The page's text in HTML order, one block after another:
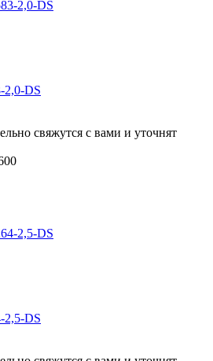
2,0-DS
свяжутся с вами и уточнят
2,5-DS